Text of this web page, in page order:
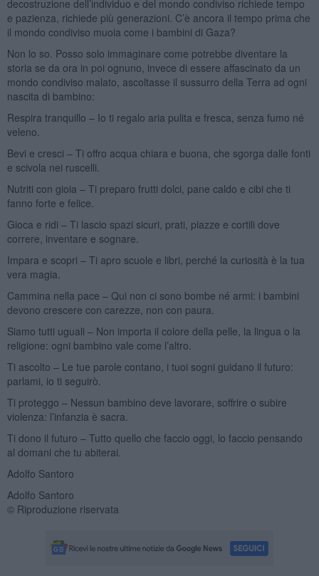
decostruzione dell’individuo e del mondo condiviso richiede tempo
e pazienza, richiede più generazioni. C’è ancora il tempo prima che
il mondo condiviso muoia come i bambini di Gaza?
Non lo so. Posso solo immaginare come potrebbe diventare la
storia se da ora in poi ognuno, invece di essere affascinato da un
mondo condiviso malato, ascoltasse il sussurro della Terra ad ogni
nascita di bambino:
Respira tranquillo – Io ti regalo aria pulita e fresca, senza fumo né
veleno.
Bevi e cresci – Ti offro acqua chiara e buona, che sgorga dalle fonti
e scivola nei ruscelli.
Nutriti con gioia – Ti preparo frutti dolci, pane caldo e cibi che ti
fanno forte e felice.
Gioca e ridi – Ti lascio spazi sicuri, prati, piazze e cortili dove
correre, inventare e sognare.
Impara e scopri – Ti apro scuole e libri, perché la curiosità è la tua
vera magia.
Cammina nella pace – Qui non ci sono bombe né armi: i bambini
devono crescere con carezze, non con paura.
Siamo tutti uguali – Non importa il colore della pelle, la lingua o la
religione: ogni bambino vale come l’altro.
Ti ascolto – Le tue parole contano, i tuoi sogni guidano il futuro:
parlami, io ti seguirò.
Ti proteggo – Nessun bambino deve lavorare, soffrire o subire
violenza: l’infanzia è sacra.
Ti dono il futuro – Tutto quello che faccio oggi, lo faccio pensando
al domani che tu abiterai.
Adolfo Santoro
Adolfo Santoro
© Riproduzione riservata